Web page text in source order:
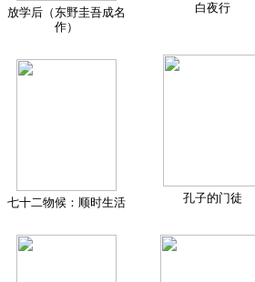
放学后（东野圭吾成名
作）
白夜行
七十二物候：顺时生活 孔子的门徒